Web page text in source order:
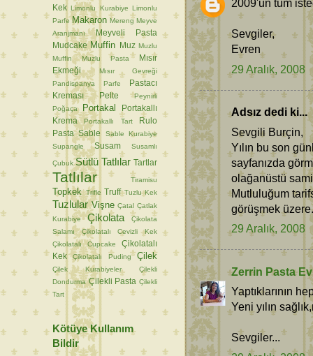
2009'un tüm
Sevgiler,
Evren
29 Aralık, 2008
Adsız dedi ki...
Sevgili Burçin,
Yılın bu son
sayfanızda
olağanüstü
Mutluluğum
görüşmek
29 Aralık, 2008
Zerrin Pasta
Yaptıklarının
Yeni yılın
Sevgiler...
Kek Limonlu Kurabiye Limonlu
Parfe Makaron Mereng Meyve
Aranjmanı
Meyveli Pasta
Mudcake Muffin Muz Muzlu
Muffin
Muzlu Pasta
Mısır
Ekmeği
Mısır Gevreği
Pandispanya
Parfe
Pastacı
Kreması
Pelte
Peynirli
Poğaça
Portakal
Portakallı
Krema
Portakallı Tart
Rulo
Pasta Sable
Sable Kurabiye
Supangle
Susam Susamlı
Çubuk Sütlü Tatlılar Tartlar
Tatlılar Tiramisu
Topkek Trifle Truff Tuzlu Kek
Tuzlular Vişne Çatal Çatlak
Kurabiye
Çikolata
Çikolata
Salamı
Çikolatalı Cevizli Kek
Çikolatalı Cupcake
Çikolatalı
Kek
Çikolatalı Puding Çilek
Çilek Kurabiyeler
Çilekli
Dondurma Çilekli Pasta Çilekli
Tart
Kötüye Kullanım
Bildir